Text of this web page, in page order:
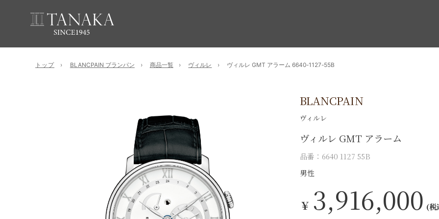
トップ BLANCPAIN ブランパン 商品一覧 ヴィルレ ヴィルレ GMT アラーム 6640-1127-55B
BLANCPAIN
ヴィルレ
ヴィルレ GMT アラーム
品番：6640 1127 55B
男性
￥ 3,916,000 (税